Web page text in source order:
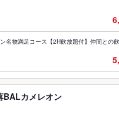
名物満足コース【2H飲放題付】仲間との
カメレオン